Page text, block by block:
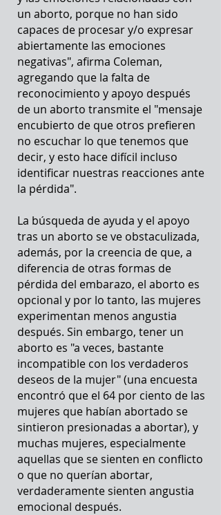
un aborto, porque no han sido
capaces de procesar y/o expresar
abiertamente las emociones
negativas", afirma Coleman,
agregando que la falta de
reconocimiento y apoyo después
de un aborto transmite el "mensaje
encubierto de que otros prefieren
no escuchar lo que tenemos que
decir, y esto hace difícil incluso
identificar nuestras reacciones ante
la pérdida".
La búsqueda de ayuda y el apoyo
tras un aborto se ve obstaculizada,
además, por la creencia de que, a
diferencia de otras formas de
pérdida del embarazo, el aborto es
opcional y por lo tanto, las mujeres
experimentan menos angustia
después. Sin embargo, tener un
aborto es "a veces, bastante
incompatible con los verdaderos
deseos de la mujer" (una encuesta
encontró que el 64 por ciento de las
mujeres que habían abortado se
sintieron presionadas a abortar), y
muchas mujeres, especialmente
aquellas que se sienten en conflicto
o que no querían abortar,
verdaderamente sienten angustia
emocional después.